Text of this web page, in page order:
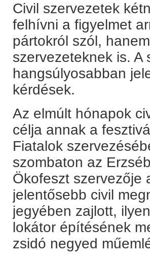
Civil szervezetek
felhívni a figyelmet
pártokról szól,
szervezeteknek is.
hangsúlyosabban
kérdések.
Az elmúlt hónapok
célja annak a
Fiatalok
szombaton az
Ökofeszt szervezője
jelentősebb civil
jegyében zajlott,
lokátor építésének
zsidó negyed